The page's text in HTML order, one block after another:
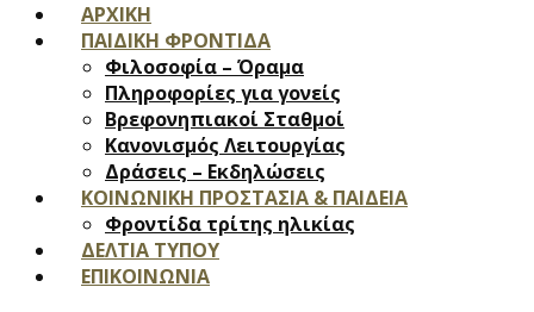
ΑΡΧΙΚΗ
ΠΑΙΔΙΚΗ ΦΡΟΝΤΙΔΑ
Φιλοσοφία – Όραμα
Πληροφορίες για γονείς
Βρεφονηπιακοί Σταθμοί
Κανονισμός Λειτουργίας
Δράσεις – Εκδηλώσεις
ΚΟΙΝΩΝΙΚΗ ΠΡΟΣΤΑΣΙΑ & ΠΑΙΔΕΙΑ
Φροντίδα τρίτης ηλικίας
ΔΕΛΤΙΑ ΤΥΠΟΥ
ΕΠΙΚΟΙΝΩΝΙΑ